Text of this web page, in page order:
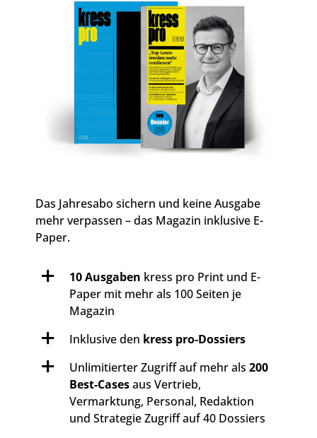
Das Jahresabo sichern und keine Ausgabe
mehr verpassen – das Magazin inklusive E-
Paper.
10 Ausgaben kress pro Print und E-
Paper mit mehr als 100 Seiten je
Magazin
Inklusive den kress pro-Dossiers
Unlimitierter Zugriff auf mehr als 200
Best-Casesaus Vertrieb,
Vermarktung, Personal, Redaktion
und Strategie Zugriff auf 40 Dossiers